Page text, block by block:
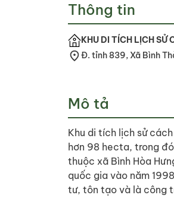
Thông tin
KHU DI TÍCH LỊCH SỬ
Đ. tỉnh 839, Xã Bình
Mô tả
Khu di tích lịch sử
hơn 98 hecta, trong
thuộc xã Bình Hòa
quốc gia vào năm
tư, tôn tạo và là công